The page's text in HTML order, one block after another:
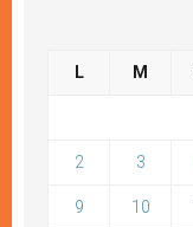
L M
2 3
9 10